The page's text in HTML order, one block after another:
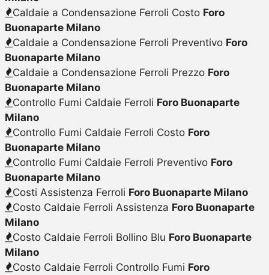
Caldaie a Condensazione Ferroli Costo Foro
Buonaparte Milano
Caldaie a Condensazione Ferroli Preventivo Foro
Buonaparte Milano
Caldaie a Condensazione Ferroli Prezzo Foro
Buonaparte Milano
Controllo Fumi Caldaie Ferroli Foro Buonaparte
Milano
Controllo Fumi Caldaie Ferroli Costo Foro
Buonaparte Milano
Controllo Fumi Caldaie Ferroli Preventivo Foro
Buonaparte Milano
Costi Assistenza Ferroli Foro Buonaparte Milano
Costo Caldaie Ferroli Assistenza Foro Buonaparte
Milano
Costo Caldaie Ferroli Bollino Blu Foro Buonaparte
Milano
Costo Caldaie Ferroli Controllo Fumi Foro